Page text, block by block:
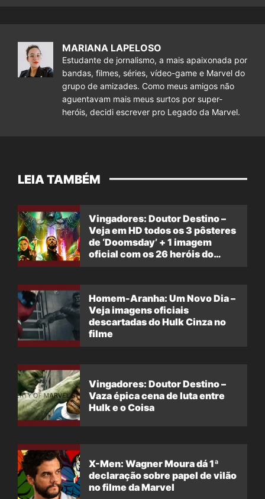
MARIANA LAPELOSO
Estudante de jornalismo, a mais apaixonada por
bandas, filmes, séries, vídeo-game e Marvel do
grupo de amizades. Como meus amigos não
aguentavam mais meus surtos por super-
heróis, decidi escrever pro Legado da Marvel.
LEIA TAMBÉM
Vingadores: Doutor Destino –
Veja em HD todos os 3 pôsteres
de ‘Doomsday’ + 1 imagem
oficial com os 26 heróis do
Homem-Aranha: Um Novo Dia –
Veja imagens oficiais
descartadas do Hulk Cinza no
filme
Vingadores: Doutor Destino –
Vaza épica cena de luta entre
Hulk e o Coisa
X-Men: Wagner Moura dá 1ª
declaração sobre papel de vilão
no filme da Marvel